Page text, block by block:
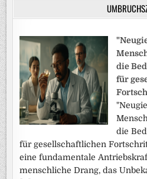
die
für
die
für gesellschaftlichen
eine fundamentale
menschliche Drang, das